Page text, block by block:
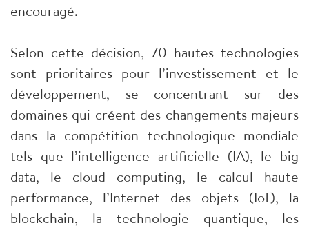
encouragé.
Selon cette décision, 70 hautes technologies
sont prioritaires pour l’investissement et le
développement, se concentrant sur des
domaines qui créent des changements majeurs
dans la compétition technologique mondiale
tels que l’intelligence artificielle (IA), le big
data, le cloud computing, le calcul haute
performance, l’Internet des objets (IoT), la
blockchain, la technologie quantique, les